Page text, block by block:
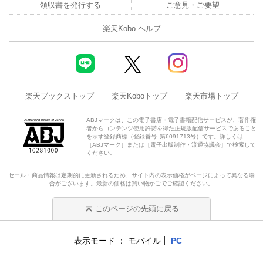
領収書を発行する ご意見・ご要望
楽天Kobo ヘルプ
楽天ブックストップ 楽天Koboトップ 楽天市場トップ
ABJマークは、この電子書店・電子書籍配信サービスが、著作権
者からコンテンツ使用許諾を得た正規版配信サービスであること
を示す登録商標（登録番号 第6091713号）です。詳しくは
［ABJマーク］または［電子出版制作・流通協議会］で検索して
ください。
セール・商品情報は定期的に更新されるため、サイト内の表示価格がページによって異なる場
合がございます。最新の価格は買い物かごでご確認ください。
このページの先頭に戻る
表示モード モバイル PC